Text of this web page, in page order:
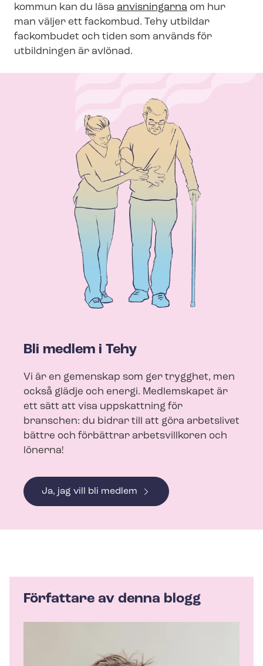
kommun kan du läsa anvisningarna om hur
man väljer ett fackombud. Tehy utbildar
fackombudet och tiden som används för
utbildningen är avlönad.
Bli medlem i Tehy
Vi är en gemenskap som ger trygghet, men
också glädje och energi. Medlemskapet är
ett sätt att visa uppskattning för
branschen: du bidrar till att göra arbetslivet
bättre och förbättrar arbetsvillkoren och
lönerna!
Ja, jag vill bli medlem
Författare av denna blogg